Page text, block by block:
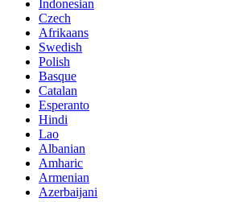
Indonesian
Czech
Afrikaans
Swedish
Polish
Basque
Catalan
Esperanto
Hindi
Lao
Albanian
Amharic
Armenian
Azerbaijani